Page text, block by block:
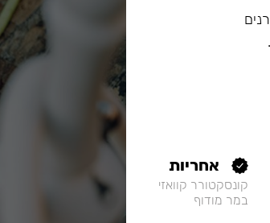
אחריות
קונסקטורר קוואזי
במר מודוף